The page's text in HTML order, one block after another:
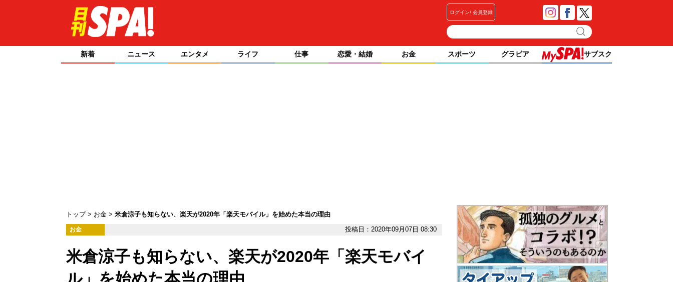
ログイン 会員登録
新着 ニュース エンタメ ライフ 仕事 恋愛・結婚 お金 スポーツ グラビア サブスク
トップ お金 米倉涼子も知らない、楽天が2020年「楽天モバイル」を始めた本当の理由
お金 投稿日：2020年09月07日 08:30
米倉涼子も知らない、楽天が2020年「楽天モバイ